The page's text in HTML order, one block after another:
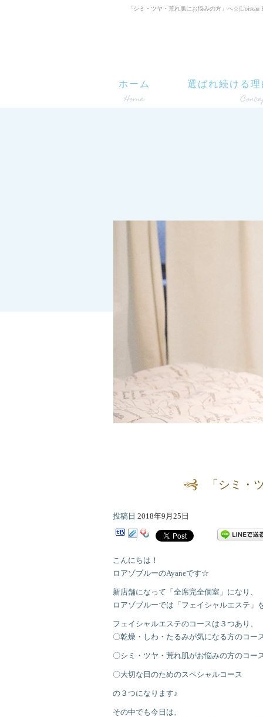
「シミ・ツヤ・荒れ肌にお悩みの方」へ☆|L'oiseau
ホーム 選ばれ続ける理
「シミ・
投稿日 2018年9月25日
こんにちは！
ロアゾブルーのAyaneです☆
新店舗になって「全席完全個室」になり、
ロアゾブルーでは「フェイシャルエステ」
フェイシャルエステのコースは３つあり、
〇乾燥・しわ・たるみが気になる方のコー
〇シミ・ツヤ・荒れ肌がお悩みの方のコー
〇大切な日のためのスペシャルコース
の３つになります♪
その中でも今日は、